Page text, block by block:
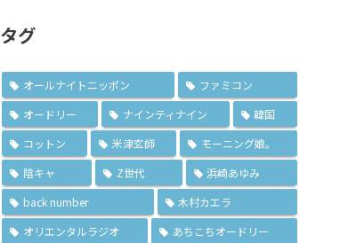
タグ
オールナイトニッポン
ファミコン
オードリー
ナインティナイン
韓国
コットン
米津玄師
モーニング娘。
陰キャ
Z世代
浜崎あゆみ
back number
木村カエラ
オリエンタルラジオ
あちこちオードリー